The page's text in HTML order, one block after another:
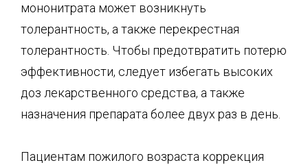
мононитрата может возникнуть
толерантность, а также перекрестная
толерантность. Чтобы предотвратить потерю
эффективности, следует избегать высоких
доз лекарственного средства, а также
назначения препарата более двух раз в день.
Пациентам пожилого возраста коррекция